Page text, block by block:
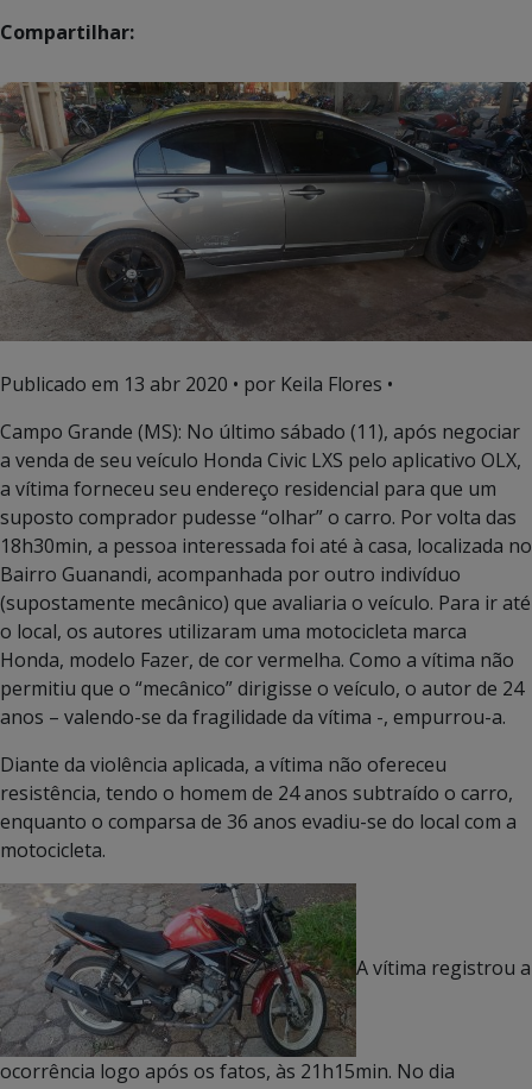
Compartilhar:
Publicado em 13 abr 2020 • por Keila Flores •
Campo Grande (MS): No último sábado (11), após negociar
a venda de seu veículo Honda Civic LXS pelo aplicativo OLX,
a vítima forneceu seu endereço residencial para que um
suposto comprador pudesse “olhar” o carro. Por volta das
18h30min, a pessoa interessada foi até à casa, localizada no
Bairro Guanandi, acompanhada por outro indivíduo
(supostamente mecânico) que avaliaria o veículo. Para ir até
o local, os autores utilizaram uma motocicleta marca
Honda, modelo Fazer, de cor vermelha. Como a vítima não
permitiu que o “mecânico” dirigisse o veículo, o autor de 24
anos – valendo-se da fragilidade da vítima -, empurrou-a.
Diante da violência aplicada, a vítima não ofereceu
resistência, tendo o homem de 24 anos subtraído o carro,
enquanto o comparsa de 36 anos evadiu-se do local com a
motocicleta.
A vítima registrou a
ocorrência logo após os fatos, às 21h15min. No dia